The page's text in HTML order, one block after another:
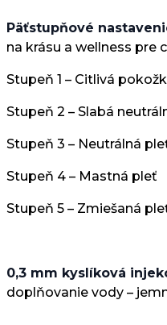
Päťstupňové
na krásu a wellness pre
Stupeň 1 – Citlivá
Stupeň 2 – Slabá
Stupeň 3 – Neutrálná
Stupeň 4 – Mastná pleť
Stupeň 5 – Zmiešaná
0,3 mm kyslíková
doplňovanie vody –